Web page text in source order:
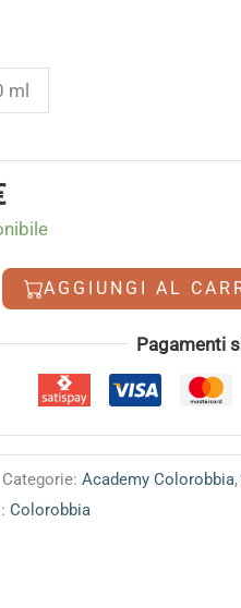
ml
Il
prezzo
è:
6,40 €.
AGGIUNGI AL
Pagamenti
Categorie:Academy Colorobbia
Colorobbia